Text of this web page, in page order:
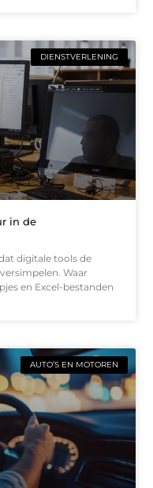
DIENSTVERLENING
in de
digitale tools de
Waar
en Excel-bestanden
AUTO’S EN MOTOREN